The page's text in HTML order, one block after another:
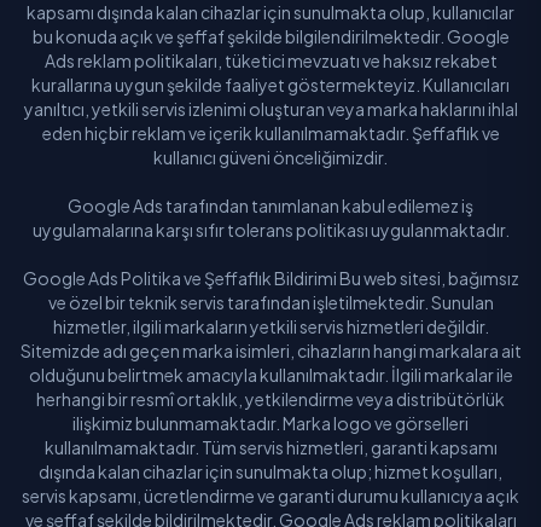
kapsamı dışında kalan cihazlar için sunulmakta olup, kullanıcılar
bu konuda açık ve şeffaf şekilde bilgilendirilmektedir. Google
Ads reklam politikaları, tüketici mevzuatı ve haksız rekabet
kurallarına uygun şekilde faaliyet göstermekteyiz. Kullanıcıları
yanıltıcı, yetkili servis izlenimi oluşturan veya marka haklarını ihlal
eden hiçbir reklam ve içerik kullanılmamaktadır. Şeffaflık ve
kullanıcı güveni önceliğimizdir.
Google Ads tarafından tanımlanan kabul edilemez iş
uygulamalarına karşı sıfır tolerans politikası uygulanmaktadır.
Google Ads Politika ve Şeffaflık Bildirimi Bu web sitesi, bağımsız
ve özel bir teknik servis tarafından işletilmektedir. Sunulan
hizmetler, ilgili markaların yetkili servis hizmetleri değildir.
Sitemizde adı geçen marka isimleri, cihazların hangi markalara ait
olduğunu belirtmek amacıyla kullanılmaktadır. İlgili markalar ile
herhangi bir resmî ortaklık, yetkilendirme veya distribütörlük
ilişkimiz bulunmamaktadır. Marka logo ve görselleri
kullanılmamaktadır. Tüm servis hizmetleri, garanti kapsamı
dışında kalan cihazlar için sunulmakta olup; hizmet koşulları,
servis kapsamı, ücretlendirme ve garanti durumu kullanıcıya açık
ve şeffaf şekilde bildirilmektedir. Google Ads reklam politikaları